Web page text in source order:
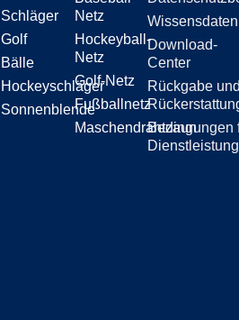
Schläger
Golf
Bälle
Hockeyschläger
Sonnenblende
Netz
Hockeyball-
Netz
Golf-Netz
Fußballnetz
Maschendrahtzaun
Download-
Center
Rückgabe
Bedingungen